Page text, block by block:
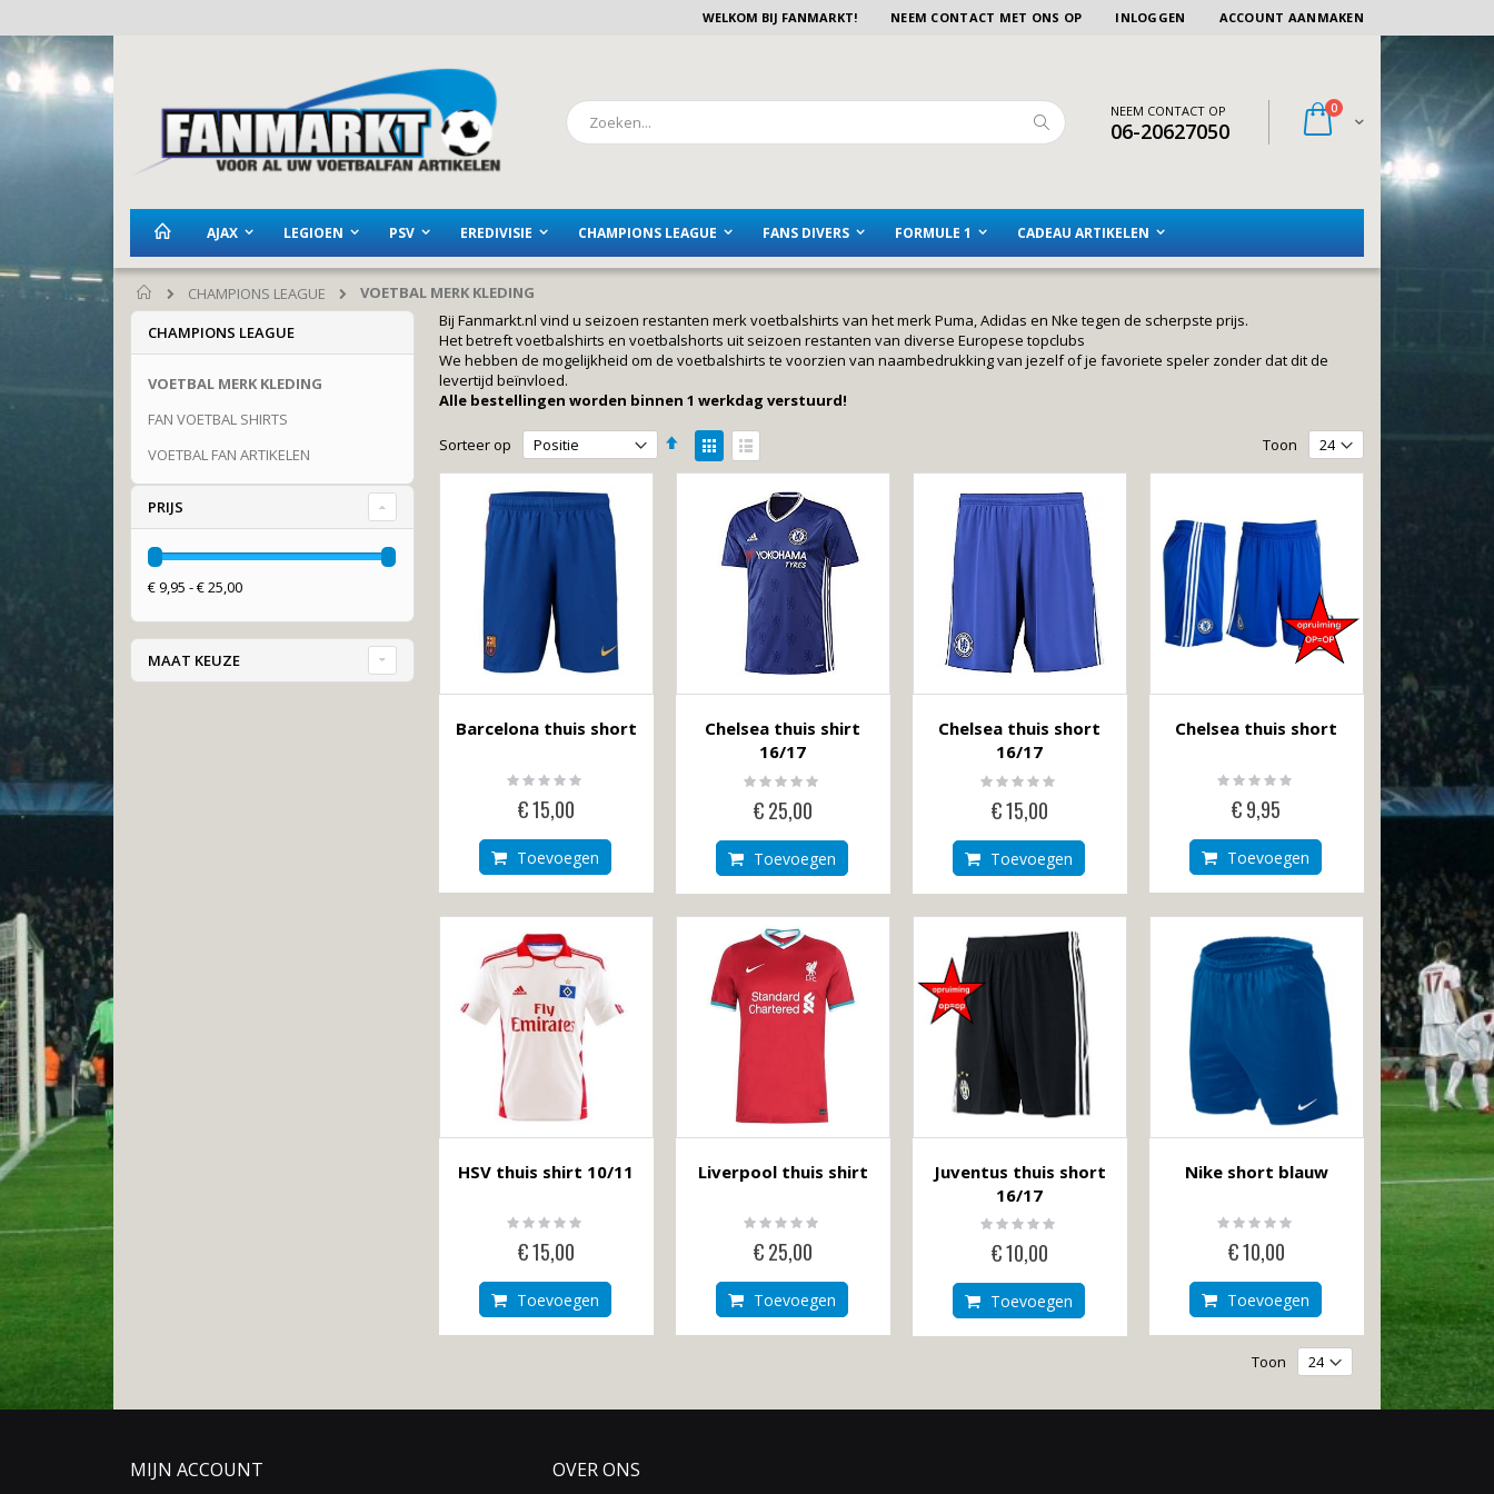
WELKOM BIJ FANMARKT! NEEM CONTACT MET ONS OP INLOGGEN ACCOUNT AANMAKEN
Winkelwagen
0artikelen
Zoeken
NEEM CONTACT OP
06-20627050
AJAX LEGIOEN PSV EREDIVISIE CHAMPIONS LEAGUE FANS DIVERS FORMULE 1 CADEAU ARTIKELEN
HomeCHAMPIONS LEAGUE
VOETBAL MERK KLEDING
Bij Fanmarkt.nl vind u seizoen restanten merk voetbalshirts van het merk Puma, Adidas en Nke tegen de scherpste prijs.
Het betreft voetbalshirts en voetbalshorts uit seizoen restanten van diverse Europese topclubs
We hebben de mogelijkheid om de voetbalshirts te voorzien van naambedrukking van jezelf of je favoriete speler zonder dat dit de
levertijd beïnvloed.
Alle bestellingen worden binnen 1 werkdag verstuurd!
Sorteer op
Van
hoog
naar
sorteren
Tonen
als
Foto-Lijst
Toon
Barcelona thuis short
Rating:
0%
€ 15,00
Toevoegen
Chelsea thuis shirt
16/17
Rating:
0%
€ 25,00
Toevoegen
Chelsea thuis short
16/17
Rating:
0%
€ 15,00
Toevoegen
Chelsea thuis short
Rating:
0%
€ 9,95
Toevoegen
HSV thuis shirt 10/11
Rating:
0%
€ 15,00
Toevoegen
Liverpool thuis shirt
Rating:
0%
€ 25,00
Toevoegen
Juventus thuis short
16/17
Rating:
0%
€ 10,00
Toevoegen
Nike short blauw
Rating:
0%
€ 10,00
Toevoegen
Toon
CHAMPIONS LEAGUE
VOETBAL MERK KLEDING
FAN VOETBAL SHIRTS
VOETBAL FAN ARTIKELEN
PRIJS
€ 9,95 - € 25,00
MAAT KEUZE
MIJN ACCOUNT OVER ONS